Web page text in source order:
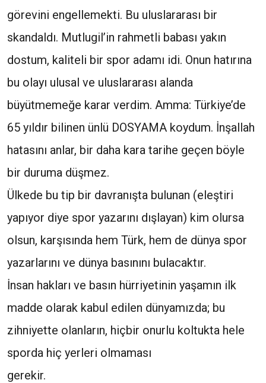
görevini engellemekti. Bu uluslararası bir
skandaldı. Mutlugil’in rahmetli babası yakın
dostum, kaliteli bir spor adamı idi. Onun hatırına
bu olayı ulusal ve uluslararası alanda
büyütmemeğe karar verdim. Amma: Türkiye’de
65 yıldır bilinen ünlü DOSYAMA koydum. İnşallah
hatasını anlar, bir daha kara tarihe geçen böyle
bir duruma düşmez.
Ülkede bu tip bir davranışta bulunan (eleştiri
yapıyor diye spor yazarını dışlayan) kim olursa
olsun, karşısında hem Türk, hem de dünya spor
yazarlarını ve dünya basınını bulacaktır.
İnsan hakları ve basın hürriyetinin yaşamın ilk
madde olarak kabul edilen dünyamızda; bu
zihniyette olanların, hiçbir onurlu koltukta hele
sporda hiç yerleri olmaması
gerekir.